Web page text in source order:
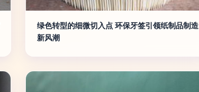
绿色转型的细微切入点 环保牙签引领纸制品制造
新风潮